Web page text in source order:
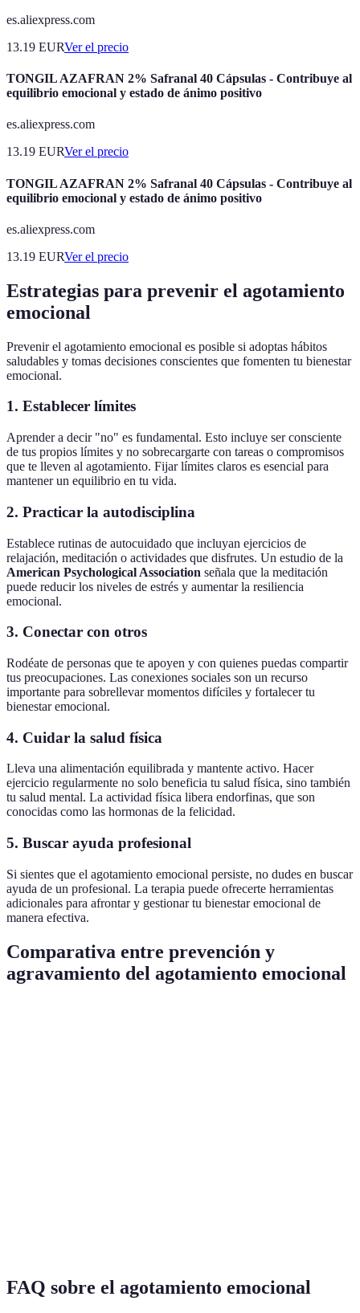
es.aliexpress.com
13.19 EURVer el precio
TONGIL AZAFRAN 2% Safranal 40 Cápsulas - Contribuye al
equilibrio emocional y estado de ánimo positivo
es.aliexpress.com
13.19 EURVer el precio
TONGIL AZAFRAN 2% Safranal 40 Cápsulas - Contribuye al
equilibrio emocional y estado de ánimo positivo
es.aliexpress.com
13.19 EURVer el precio
Estrategias para prevenir el agotamiento
emocional
Prevenir el agotamiento emocional es posible si adoptas hábitos
saludables y tomas decisiones conscientes que fomenten tu bienestar
emocional.
1. Establecer límites
Aprender a decir "no" es fundamental. Esto incluye ser consciente
de tus propios límites y no sobrecargarte con tareas o compromisos
que te lleven al agotamiento. Fijar límites claros es esencial para
mantener un equilibrio en tu vida.
2. Practicar la autodisciplina
Establece rutinas de autocuidado que incluyan ejercicios de
relajación, meditación o actividades que disfrutes. Un estudio de la
American Psychological Association señala que la meditación
puede reducir los niveles de estrés y aumentar la resiliencia
emocional.
3. Conectar con otros
Rodéate de personas que te apoyen y con quienes puedas compartir
tus preocupaciones. Las conexiones sociales son un recurso
importante para sobrellevar momentos difíciles y fortalecer tu
bienestar emocional.
4. Cuidar la salud física
Lleva una alimentación equilibrada y mantente activo. Hacer
ejercicio regularmente no solo beneficia tu salud física, sino también
tu salud mental. La actividad física libera endorfinas, que son
conocidas como las hormonas de la felicidad.
5. Buscar ayuda profesional
Si sientes que el agotamiento emocional persiste, no dudes en buscar
ayuda de un profesional. La terapia puede ofrecerte herramientas
adicionales para afrontar y gestionar tu bienestar emocional de
manera efectiva.
Comparativa entre prevención y
agravamiento del agotamiento emocional
FAQ sobre el agotamiento emocional